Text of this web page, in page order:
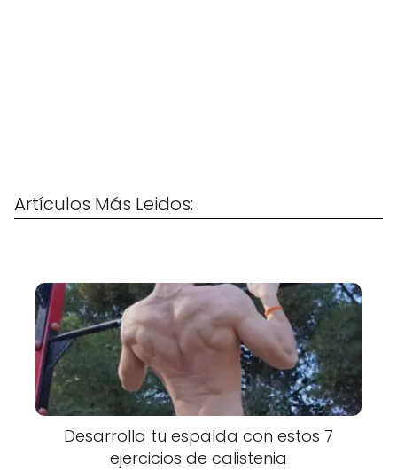
Artículos Más Leidos:
Desarrolla tu espalda con estos 7
ejercicios de calistenia